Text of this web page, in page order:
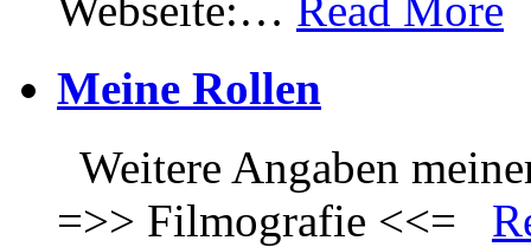
Webseite:… Read More
Meine Rollen
Weitere Angaben
=>> Filmografie <<=